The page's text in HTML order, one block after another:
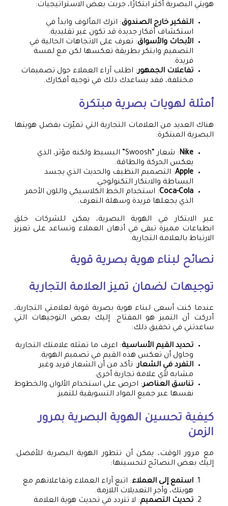
هويتي البصرية أكثر ابتكارًا، جربت بعض الاستراتيجيات:
التفكير خارج الصندوق: اترك المألوف وابدأ في
استكشاف أفكار جديدة قد تكون غير تقليدية.
الأبحاث والأسواق: تعرف على الاتجاهات الحالية في
التصميم وابتكر بطريقة تعكسها لكن مع لمسة
فريدة.
تفاعلات الجمهور: اطلب آراء العملاء حول تصميمات
مختلفة، فقد يساعدك ذلك في توجيه أفكارك.
أمثلة لهويات بصرية مبتكرة
هناك العديد من العلامات التجارية التي تميّزت بفضل هويتها
البصرية المبتكرة:
Nike
: شعار “Swoosh” البسيط ولكنه مؤثر، الذي
يعكس الحركة والطاقة.
Apple: التصميم النظيف والحديث الذي يجسد
البساطة والابتكار التكنولوجي.
Coca-Cola: استخدام الخط الكلاسيكي واللون الأحمر
الذي يجعلها فريدة وسهلة التعرف.
عبر الابتكار في الهوية البصرية، يمكن للشركات خلق
انطباعات مميزة تبقى في أذهان العملاء وتساعد على تعزيز
الارتباط بالعلامة التجارية.
نصائح لبناء هوية بصرية قوية
توجيهات لضمان تميز العلامة التجارية
عندما كنت أسعى لبناء هوية بصرية قوية لعلامتي التجارية،
أدركت أن التميز هو المفتاح. إليك بعض التوجيهات التي
ساعدتني في تحقيق ذلك:
تحديد القيم الأساسية: اعرف ما تمثله علامتك التجارية
وحاول أن تعكس هذه القيم في تصميم الهوية.
التفرد في الشعار: تأكد من أن الشعار فريد وغير
مشابه لأي علامة تجارية أخرى.
تناسق العناصر: احرص على استخدام الألوان والخطوط
نفسها عبر جميع المواد التسويقية للتميز.
كيفية تحسين الهوية البصرية بمرور
الزمن
مع مرور الوقت، يمكن أن تتطور الهوية البصرية للأفضل.
إليك بعض النصائح لتحسينها:
استمع إلى العملاء: اتبع آراء العملاء وتفاعلاتهم مع
هويتك، وأجرِ التعديلات اللازمة.
تحديث التصميم: لا تتردد في تحديث هوية العلامة